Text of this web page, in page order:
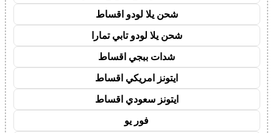
شحن يلا لودو اقساط
شحن يلا لودو تابي تمارا
شدات ببجي اقساط
ايتونز امريكي اقساط
ايتونز سعودي اقساط
فور يو